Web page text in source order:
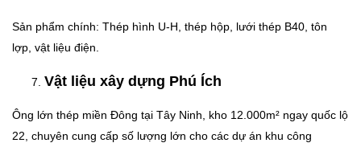
Sản phẩm chính: Thép hình U-H, thép hộp, lưới thép B40, tôn
lợp, vật liệu điện.
Vật liệu xây dựng Phú Ích
Ông lớn thép miền Đông tại Tây Ninh, kho 12.000m² ngay quốc lộ
22, chuyên cung cấp số lượng lớn cho các dự án khu công